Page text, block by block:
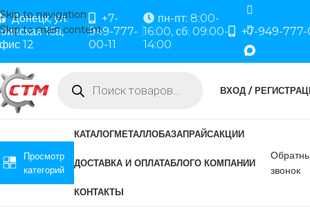
Skip to navigation
Skip to main content
Донецк, ул.
16а,
12
+7-
949-777-
00-11
пн-пт: 8:00-
16:00, сб: 09:00-
14:00
+7-949-777-
ВХОД /
Просмотр
категорий
КАТАЛОГМЕТАЛЛОБАЗАПРАЙСАКЦИИ
ДОСТАВКА И ОПЛАТАБЛОГО КОМПАНИИ
КОНТАКТЫ
звонок